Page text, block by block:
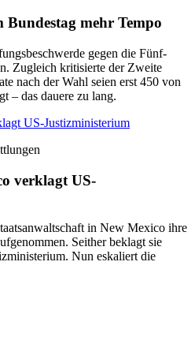
mehr Tempo
gegen die Fünf-
Zugleich kritisierte der Zweite
nach der Wahl seien erst 450 von
– das dauere zu lang.
US-Justizministerium
verklagt US-
in New Mexico ihre
Seither beklagt sie
Nun eskaliert die